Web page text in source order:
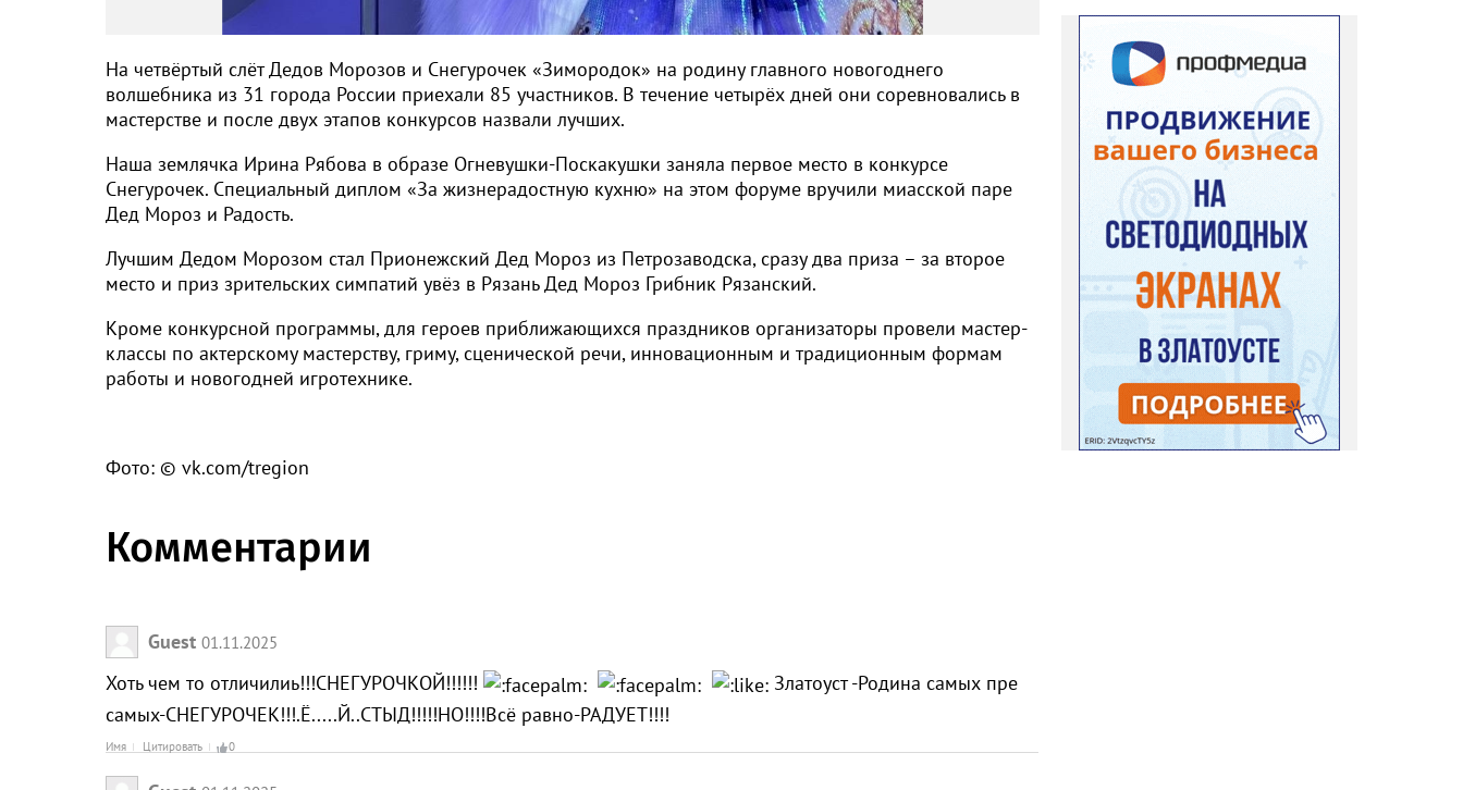
На четвёртый слёт Дедов Морозов и Снегурочек «Зимородок» на родину главного новогоднего
волшебника из 31 города России приехали 85 участников. В течение четырёх дней они соревновались в
мастерстве и после двух этапов конкурсов назвали лучших.
Наша землячка Ирина Рябова в образе Огневушки-Поскакушки заняла первое место в конкурсе
Снегурочек. Специальный диплом «За жизнерадостную кухню» на этом форуме вручили миасской паре
Дед Мороз и Радость.
Лучшим Дедом Морозом стал Прионежский Дед Мороз из Петрозаводска, сразу два приза – за второе
место и приз зрительских симпатий увёз в Рязань Дед Мороз Грибник Рязанский.
Кроме конкурсной программы, для героев приближающихся праздников организаторы провели мастер-
классы по актерскому мастерству, гриму, сценической речи, инновационным и традиционным формам
работы и новогодней игротехнике.
Фото: © vk.com/tregion
Комментарии
Guest 01.11.2025
Хоть чем то отличилиь!!!СНЕГУРОЧКОЙ!!!!!!
Златоуст -Родина самых пре
самых-СНЕГУРОЧЕК!!!.Ё.....Й..СТЫД!!!!!НО!!!!Всё равно-РАДУЕТ!!!!
Имя Цитировать 0